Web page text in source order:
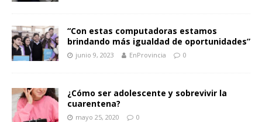
“Con estas computadoras estamos
brindando más igualdad de oportunidades”
junio 9, 2023 EnProvincia 0
¿Cómo ser adolescente y sobrevivir la
cuarentena?
mayo 25, 2020 0